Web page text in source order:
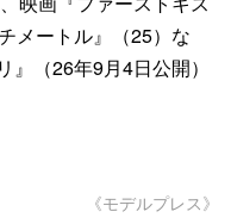
メートル』（25）な
（26年9月4日公開）
《モデルプレス》